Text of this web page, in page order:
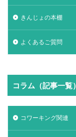
きんじょの本棚
よくあるご質問
コラム（記事一覧）
コワーキング関連